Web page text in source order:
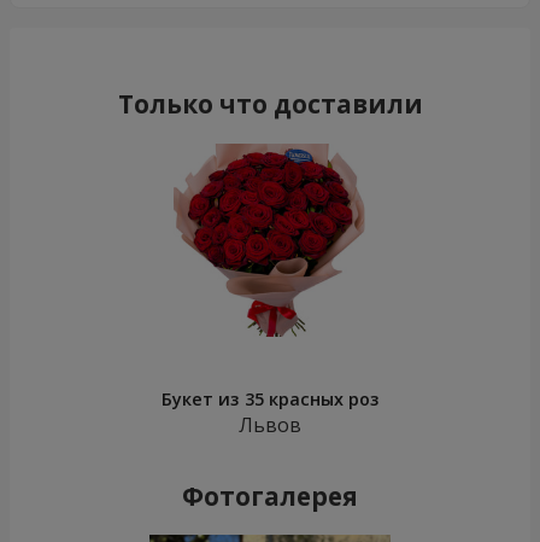
Только что доставили
Букет из 35 красных роз
Львов
Фотогалерея